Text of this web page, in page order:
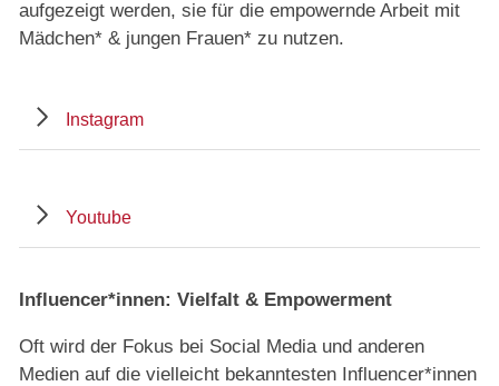
aufgezeigt werden, sie für die empowernde Arbeit mit
Mädchen* & jungen Frauen* zu nutzen.
Instagram
Youtube
Influencer*innen: Vielfalt & Empowerment
Oft wird der Fokus bei Social Media und anderen
Medien auf die vielleicht bekanntesten Influencer*innen